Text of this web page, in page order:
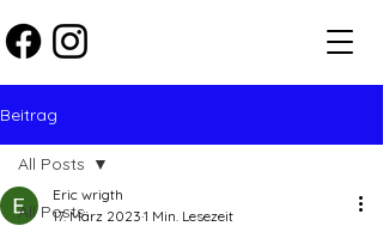
Beitrag
All Posts
All Posts
Eric wrigth
17. März 2023 1 Min. Lesezeit